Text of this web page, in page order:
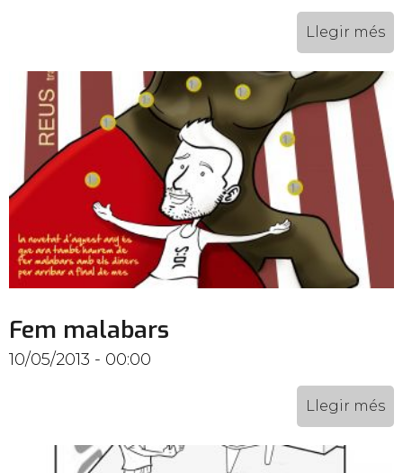
Llegir més
Fem malabars
10/05/2013 - 00:00
Llegir més